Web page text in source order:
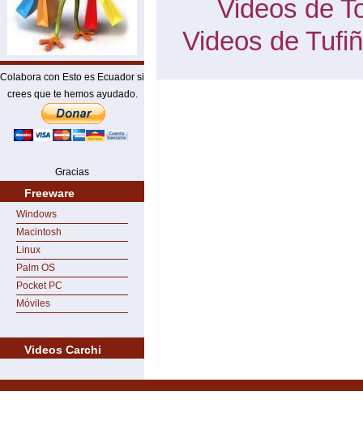
Colabora con Esto es Ecuador si
crees que te hemos ayudado.
Gracias
Freeware
Windows
Macintosh
Linux
Palm OS
Pocket PC
Móviles
Videos Carchi
Videos de
Videos de